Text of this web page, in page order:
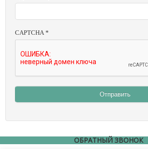
Лабораторное оборудование
Промышленное оборудование
РАСХОДНЫЕ МАТЕРИАЛЫ
КОНТАКТЫ
Ваше сообщение было успешно отправлено
CAPTCHA *
Отправить
ОБРАТНЫЙ ЗВОНОК